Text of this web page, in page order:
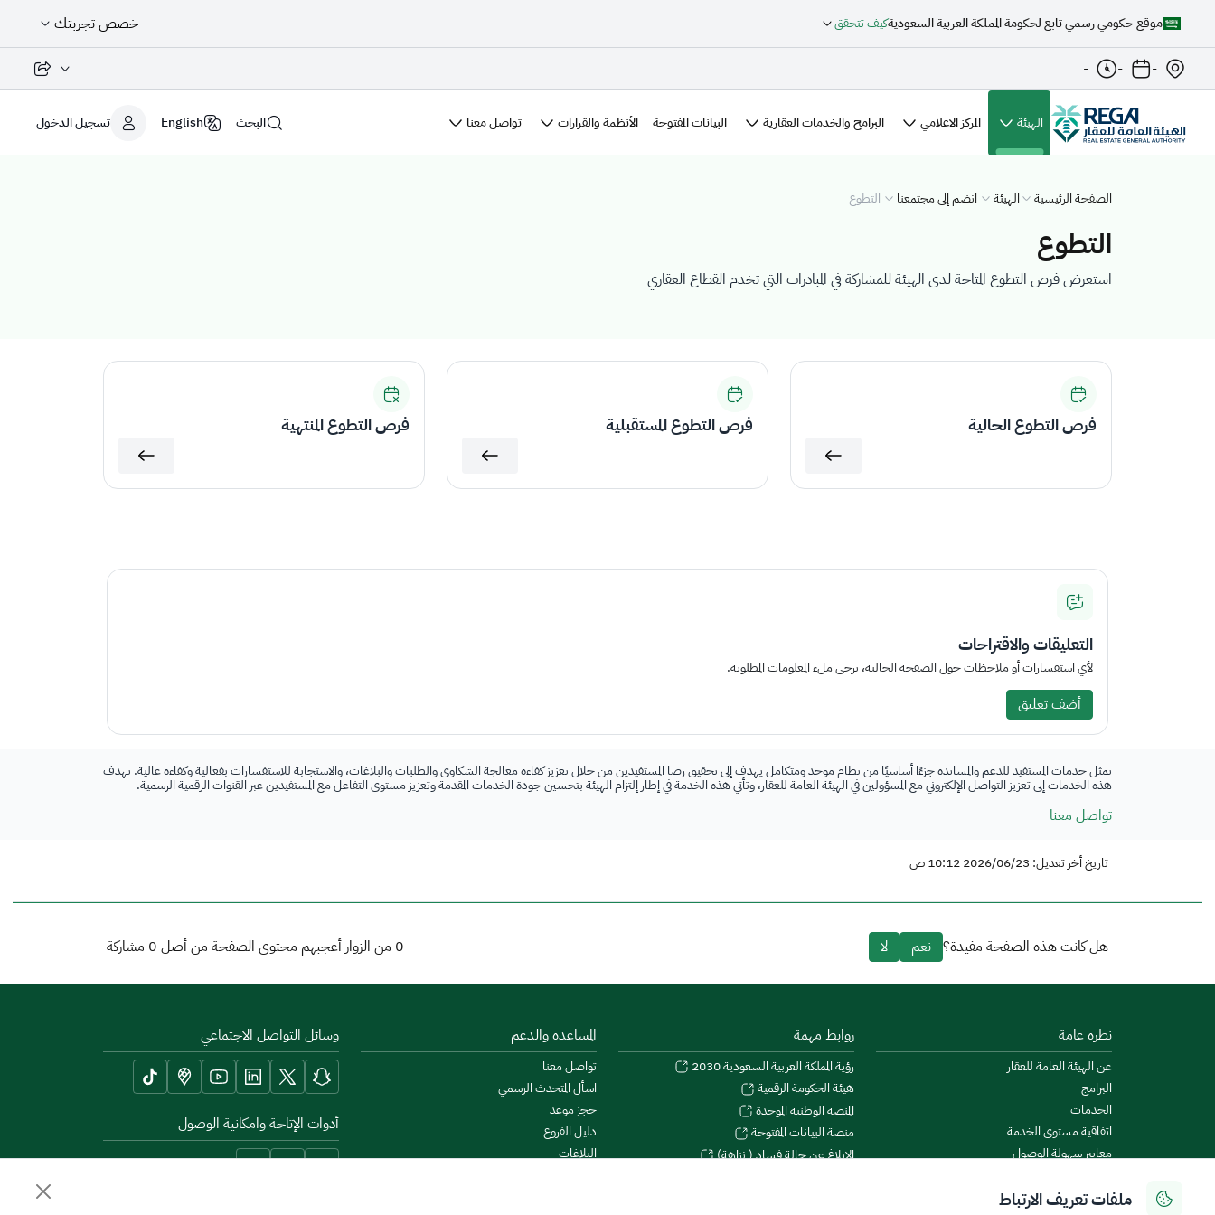
- موقع حكومي رسمي تابع لحكومة المملكة العربية السعوديةكيف تتحقق خصص تجربتك
-
-
- مشاركة
الهيئة(الصفحة الحالية)
المركز الاعلامي البرامج والخدمات العقارية البيانات المفتوحة الأنظمة والقرارات تواصل معنا البحث English تسجيل الدخول
الصفحة الرئيسية الهيئة انضم إلى مجتمعنا التطوع
التطوع
استعرض فرص التطوع المتاحة لدى الهيئة للمشاركة في المبادرات التي تخدم القطاع العقاري
فرص التطوع الحالية فرص التطوع المستقبلية فرص التطوع المنتهية
ملفات تعريف الارتباط
التعليقات والاقتراحات
لأي استفسارات أو ملاحظات حول الصفحة الحالية، يرجى ملء المعلومات المطلوبة.
أضف تعليق
تمثل خدمات المستفيد للدعم والمساندة جزءًا أساسيًا من نظام موحد ومتكامل يهدف إلى تحقيق رضا المستفيدين من خلال تعزيز كفاءة معالجة الشكاوى والطلبات والبلاغات، والاستجابة للاستفسارات بفعالية وكفاءة عالية. تهدف
هذه الخدمات إلى تعزيز التواصل الإلكتروني مع المسؤولين في الهيئة العامة للعقار، وتأتي هذه الخدمة في إطار إلتزام الهيئة بتحسين جودة الخدمات المقدمة وتعزيز مستوى التفاعل مع المستفيدين عبر القنوات الرقمية الرسمية.
تواصل معنا
تاريخ أخر تعديل: 2026/06/23 10:12 ص
هل كانت هذه الصفحة مفيدة؟ نعم لا 0 من الزوار أعجبهم محتوى الصفحة من أصل 0 مشاركة
نظرة عامة
عن الهيئة العامة للعقار
البرامج
الخدمات
اتفاقية مستوى الخدمة
معايير سهولة الوصول
الروزنامة العقارية
روابط مهمة
رؤية المملكة العربية السعودية 2030
هيئة الحكومة الرقمية
المنصة الوطنية الموحدة
منصة البيانات المفتوحة
الإبلاغ عن حالة فساد ( نزاهة)
المساعدة والدعم
تواصل معنا
اسأل المتحدث الرسمي
حجز موعد
دليل الفروع
البلاغات
وسائل التواصل الاجتماعي
أدوات الإتاحة وامكانية الوصول